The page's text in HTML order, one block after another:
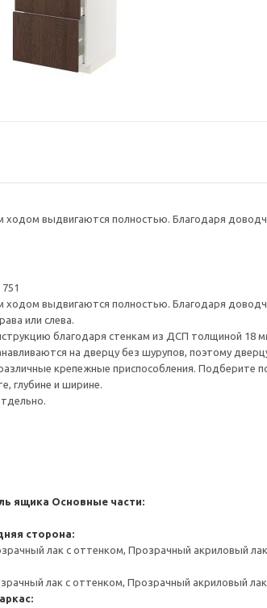
выдвигаются полностью. Благодаря
выдвигаются полностью. Благодаря
или слева.
благодаря стенкам из ДСП толщиной 18
на дверцу без шурупов, поэтому
крепежные приспособления.
глубине и ширине.
ящика Основные части:
сторона:
лак с оттенком, Прозрачный акриловый лак
лак с оттенком, Прозрачный акриловый лак